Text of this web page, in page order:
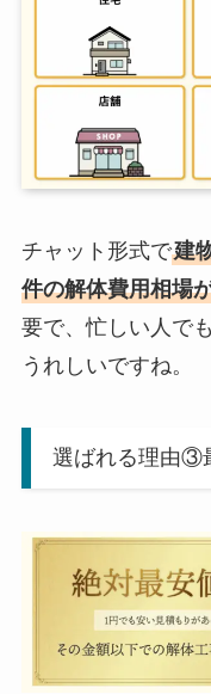
チャット形式で建
件の解体費用相場
要で、忙しい人で
うれしいですね。
選ばれる理由③